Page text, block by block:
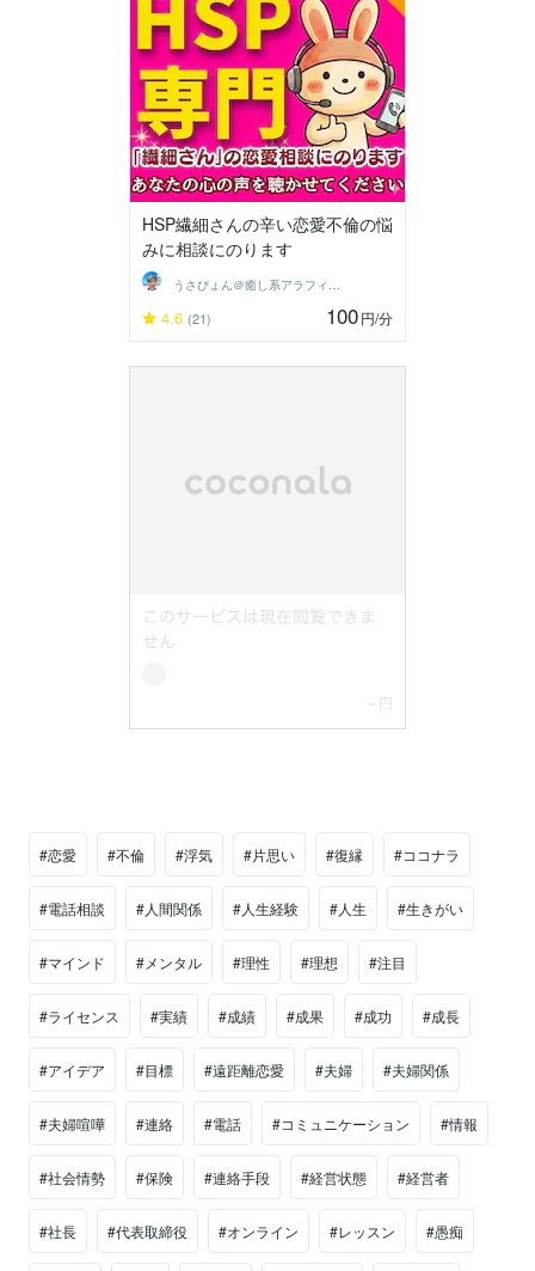
HSP繊細さんの辛い恋愛不倫の悩
みに相談にのります
うさぴょん＠癒し系アラフィフ心寄り添い人
4.6 (21) 100円/分
#恋愛 #不倫 #浮気 #片思い #復縁 #ココナラ
#電話相談 #人間関係 #人生経験 #人生 #生きがい
#マインド #メンタル #理性 #理想 #注目
#ライセンス #実績 #成績 #成果 #成功 #成長
#アイデア #目標 #遠距離恋愛 #夫婦 #夫婦関係
#夫婦喧嘩 #連絡 #電話 #コミュニケーション #情報
#社会情勢 #保険 #連絡手段 #経営状態 #経営者
#社長 #代表取締役 #オンライン #レッスン #愚痴